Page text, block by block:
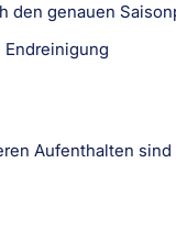
den genauen
Endreinigung
Aufenthalten